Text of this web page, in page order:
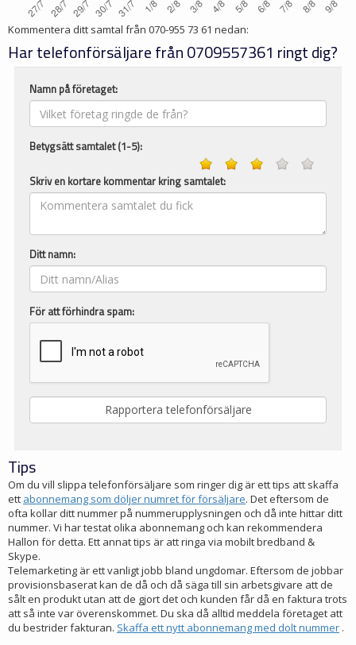
Kommentera ditt samtal från 070-955 73 61 nedan:
Har telefonförsäljare från 0709557361 ringt dig?
Namn på företaget:
Betygsätt samtalet (1-5):
Skriv en kortare kommentar kring samtalet:
Ditt namn:
För att förhindra spam:
Tips
Om du vill slippa telefonförsäljare som ringer dig är ett tips att skaffa
ett abonnemang som döljer numret för försäljare. Det eftersom de
ofta kollar ditt nummer på nummerupplysningen och då inte hittar ditt
nummer. Vi har testat olika abonnemang och kan rekommendera
Hallon för detta. Ett annat tips är att ringa via mobilt bredband &
Skype.
Telemarketing är ett vanligt jobb bland ungdomar. Eftersom de jobbar
provisionsbaserat kan de då och då säga till sin arbetsgivare att de
sålt en produkt utan att de gjort det och kunden får då en faktura trots
att så inte var överenskommet. Du ska då alltid meddela företaget att
du bestrider fakturan. Skaffa ett nytt abonnemang med dolt nummer .